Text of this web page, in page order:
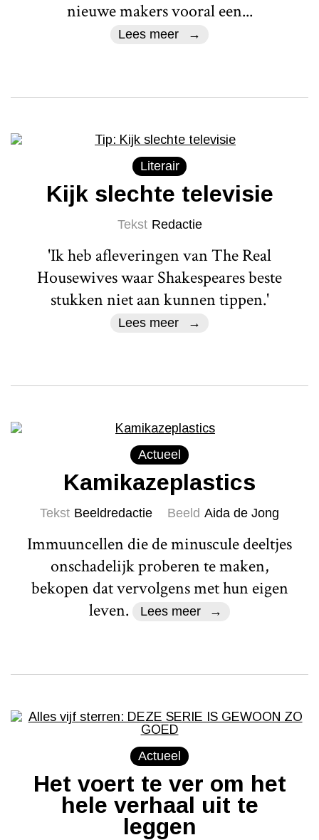
nieuwe makers vooral een...
Lees meer
Literair
Kijk slechte televisie
Tekst Redactie
'Ik heb afleveringen van The Real
Housewives waar Shakespeares beste
stukken niet aan kunnen tippen.'
Lees meer
Actueel
Kamikazeplastics
Tekst Beeldredactie Beeld Aida de Jong
Immuuncellen die de minuscule deeltjes
onschadelijk proberen te maken,
bekopen dat vervolgens met hun eigen
leven.
Lees meer
Actueel
Het voert te ver om het
hele verhaal uit te
leggen